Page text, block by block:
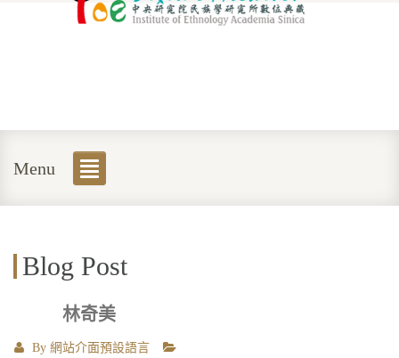
Menu
Blog Post
林奇美
By 網站介面預設語言